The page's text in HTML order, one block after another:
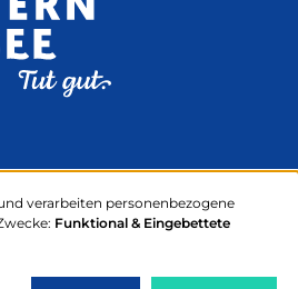
verarbeiten personenbezogene
Funktional & Eingebettete